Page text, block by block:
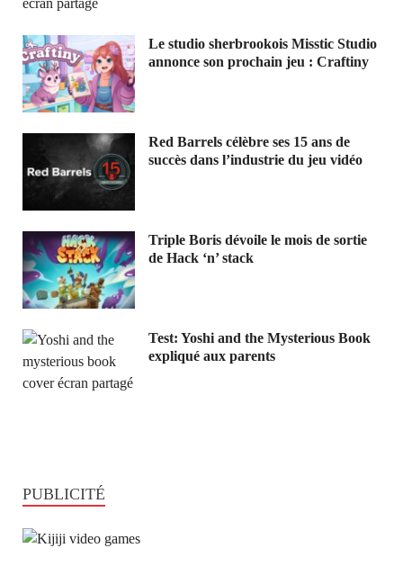
Le studio sherbrookois Misstic Studio
annonce son prochain jeu : Craftiny
Red Barrels célèbre ses 15 ans de
succès dans l’industrie du jeu vidéo
Triple Boris dévoile le mois de sortie
de Hack ‘n’ stack
Test: Yoshi and the Mysterious Book
expliqué aux parents
PUBLICITÉ